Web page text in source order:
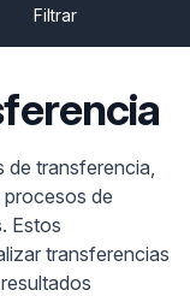
Filtrar
de transferencia,
de
Estos
transferencias